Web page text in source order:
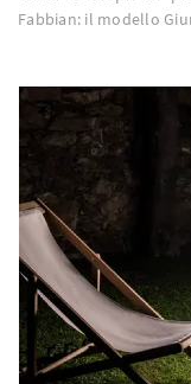
Fabbian: il modello